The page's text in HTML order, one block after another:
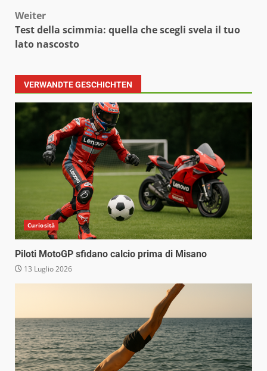
Weiter
Test della scimmia: quella che scegli svela il tuo
lato nascosto
VERWANDTE GESCHICHTEN
Curiosità
Piloti MotoGP sfidano calcio prima di Misano
13 Luglio 2026